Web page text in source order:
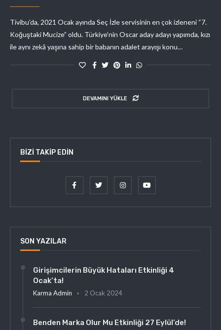
Tivibu’da, 2021 Ocak ayında Seç İzle servisinin en çok izleneni “7.
Koğuştaki Mucize” oldu. Türkiye’nin Oscar aday adayı yapımda, kızı
ile aynı zekâ yaşına sahip bir babanın adalet arayışı konu…
DEVAMINI YÜKLE
BIZI TAKIP EDIN
SON YAZILAR
Girişimcilerin Büyük Hataları Etkinliği 4
Ocak’ta!
Karma Admin 2 Ocak 2024
Benden Marka Olur Mu Etkinliği 27 Eylül’de!